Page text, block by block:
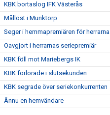
KBK bortaslog IFK Västerås
Mållöst i Munktorp
Seger i hemmapremiären för herrarna
Oavgjort i herrarnas seriepremiär
KBK föll mot Mariebergs IK
KBK förlorade i slutsekunden
KBK segrade över seriekonkurrenten
Ännu en hemvändare